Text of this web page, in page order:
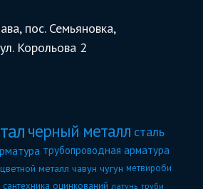
пос. Семьяновка,
ул. Корольова 2
черный металл сталь
трубопроводная арматура
цветной металл чавун чугун метвироби
сантехника оцинкований латунь труби